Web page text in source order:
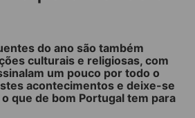
do ano são também
culturais e religiosas, com
um pouco por todo o
acontecimentos e deixe-se
que de bom Portugal tem para